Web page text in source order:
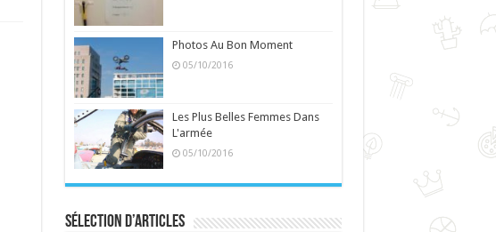
Photos Au Bon Moment
05/10/2016
Les Plus Belles Femmes Dans
L'armée
05/10/2016
Sélection d’articles